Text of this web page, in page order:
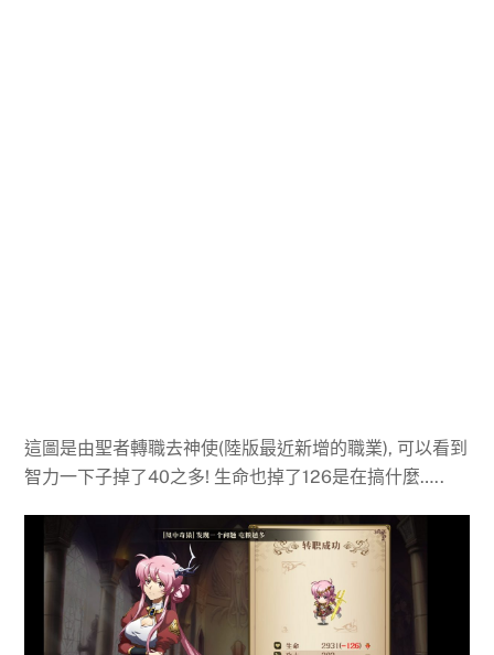
這圖是由聖者轉職去神使(陸版最近新增的職業), 可以看到
智力一下子掉了40之多! 生命也掉了126是在搞什麼…..